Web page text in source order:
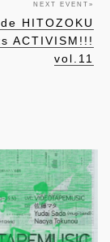
NEXT EVENT »
HITOZOKU
ACTIVISM!!!
vol.11